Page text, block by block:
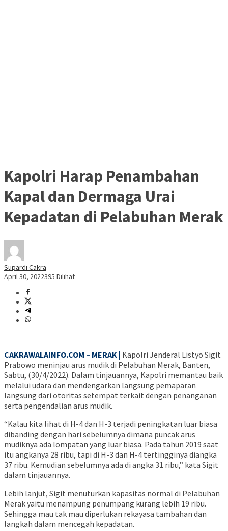
Kapolri Harap Penambahan
Kapal dan Dermaga Urai
Kepadatan di Pelabuhan Merak
Supardi Cakra
April 30, 2022395 Dilihat
CAKRAWALAINFO.COM – MERAK | Kapolri Jenderal Listyo Sigit
Prabowo meninjau arus mudik di Pelabuhan Merak, Banten,
Sabtu, (30/4/2022). Dalam tinjauannya, Kapolri memantau baik
melalui udara dan mendengarkan langsung pemaparan
langsung dari otoritas setempat terkait dengan penanganan
serta pengendalian arus mudik.
“Kalau kita lihat di H-4 dan H-3 terjadi peningkatan luar biasa
dibanding dengan hari sebelumnya dimana puncak arus
mudiknya ada lompatan yang luar biasa. Pada tahun 2019 saat
itu angkanya 28 ribu, tapi di H-3 dan H-4 tertingginya diangka
37 ribu. Kemudian sebelumnya ada di angka 31 ribu,” kata Sigit
dalam tinjauannya.
Lebih lanjut, Sigit menuturkan kapasitas normal di Pelabuhan
Merak yaitu menampung penumpang kurang lebih 19 ribu.
Sehingga mau tak mau diperlukan rekayasa tambahan dan
langkah dalam mencegah kepadatan.